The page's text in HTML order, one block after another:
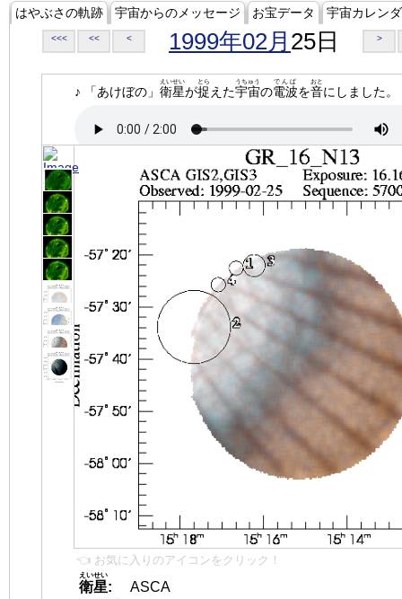
はやぶさの軌跡 宇宙からのメッセージ お宝データ 宇宙カレン
<<< << < 1999年02月 25日 >
♪ 「あけぼの」 衛星
えいせい
が捉
とら
えた宇宙
うちゅう
の電波
でんぱ
を音
おと
にしました。
👈 お気に入りのアイコンをクリック！
衛星
えいせい
:
ASCA